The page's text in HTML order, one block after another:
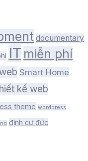
documentary
IT miễn phí
Smart Home
kế web
theme wordpress
định cư đức